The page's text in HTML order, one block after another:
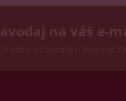
na váš e-
nebo o chystaných